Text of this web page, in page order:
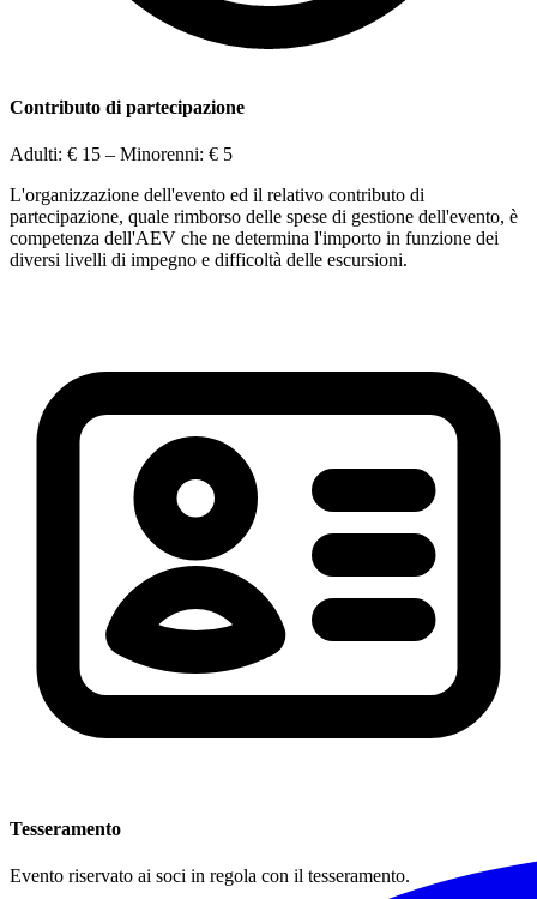
Contributo di partecipazione
Adulti: € 15 – Minorenni: € 5
L'organizzazione dell'evento ed il relativo contributo di
partecipazione, quale rimborso delle spese di gestione dell'evento, è
competenza dell'AEV che ne determina l'importo in funzione dei
diversi livelli di impegno e difficoltà delle escursioni.
Tesseramento
Evento riservato ai soci in regola con il tesseramento.